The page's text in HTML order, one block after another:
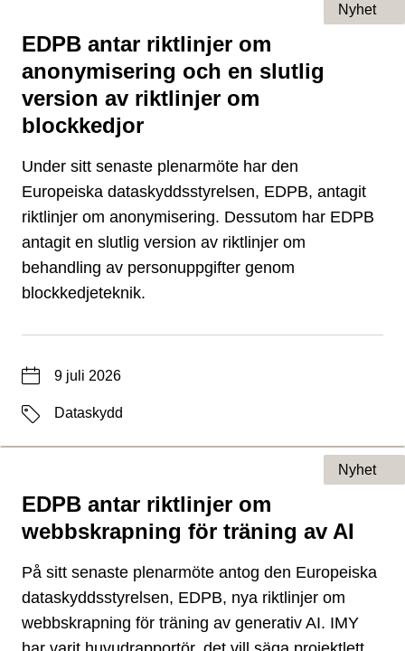
EDPB antar riktlinjer om
anonymisering och en slutlig
version av riktlinjer om
blockkedjor
Typ av sida
Nyhet
Under sitt senaste plenarmöte har den
Europeiska dataskyddsstyrelsen, EDPB, antagit
riktlinjer om anonymisering. Dessutom har EDPB
antagit en slutlig version av riktlinjer om
behandling av personuppgifter genom
blockkedjeteknik.
Datum9 juli 2026
EtiketterDataskydd
EDPB antar riktlinjer om
webbskrapning för träning av AI
Typ av sida
Nyhet
På sitt senaste plenarmöte antog den Europeiska
dataskyddsstyrelsen, EDPB, nya riktlinjer om
webbskrapning för träning av generativ AI. IMY